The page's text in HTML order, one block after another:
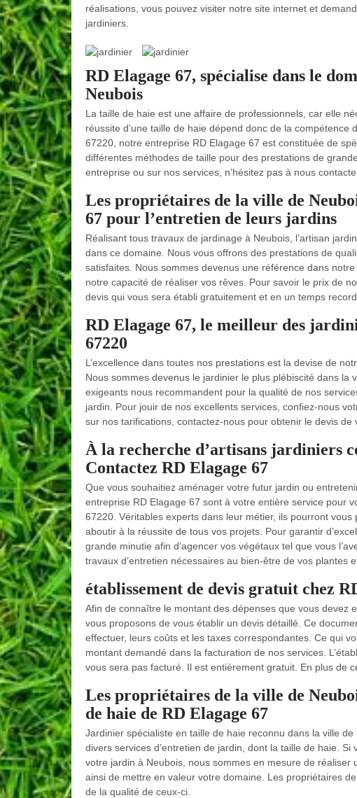
réalisations, vous pouvez visiter notre site internet et
jardiniers.
RD Elagage 67, spécialise dans le
Neubois
La taille de haie est une affaire de professionnels, car elle
réussite d’une taille de haie dépend donc de la
67220, notre entreprise RD Elagage 67 est constituée de
différentes méthodes de taille pour des prestations de
entreprise ou sur nos services, n’hésitez pas à nous
Les propriétaires de la ville de
67 pour l’entretien de leurs jardins
Réalisant tous travaux de jardinage à Neubois, l’artisan
dans ce domaine. Nous vous offrons des prestations de
satisfaites. Nous sommes devenus une référence dans
notre capacité de réaliser vos rêves. Pour savoir le prix de
devis qui vous sera établi gratuitement et en un temps record.
RD Elagage 67, le meilleur des
67220
L’excellence dans toutes nos prestations est la devise de
Nous sommes devenus le jardinier le plus plébiscité dans la
exigeants nous recommandent pour la qualité de nos
jardin. Pour jouir de nos excellents services, confiez-nous
sur nos tarifications, contactez-nous pour obtenir le devis de
À la recherche d’artisans jardiniers
Contactez RD Elagage 67
Que vous souhaitiez aménager votre futur jardin ou
entreprise RD Elagage 67 sont à votre entière service pour
67220. Véritables experts dans leur métier, ils pourront
aboutir à la réussite de tous vos projets. Pour garantir
grande minutie afin d’agencer vos végétaux tel que vous
travaux d’entretien nécessaires au bien-être de vos plantes
établissement de devis gratuit chez
Afin de connaître le montant des dépenses que vous devez
vous proposons de vous établir un devis détaillé. Ce
effectuer, leurs coûts et les taxes correspondantes. Ce qui
montant demandé dans la facturation de nos services.
vous sera pas facturé. Il est entièrement gratuit. En plus de
Les propriétaires de la ville de
de haie de RD Elagage 67
Jardinier spécialiste en taille de haie reconnu dans la ville
divers services d’entretien de jardin, dont la taille de haie.
votre jardin à Neubois, nous sommes en mesure de réaliser
ainsi de mettre en valeur votre domaine. Les propriétaires
de la qualité de ceux-ci.